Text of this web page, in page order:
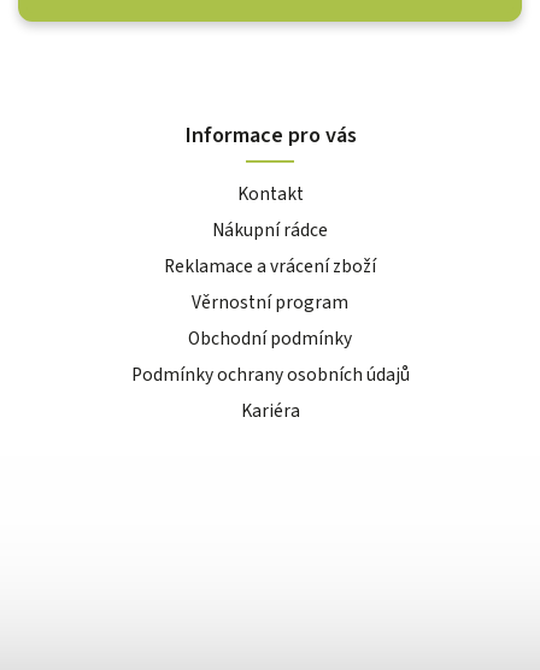
Informace pro vás
Kontakt
Nákupní rádce
Reklamace a vrácení zboží
Věrnostní program
Obchodní podmínky
Podmínky ochrany osobních údajů
Kariéra